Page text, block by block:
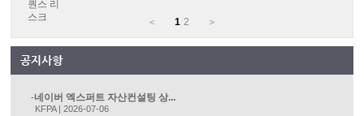
＜ 1 2 ＞
네이버 엑스퍼트 자산컨설팅 상...
KFPA | 2026-07-06